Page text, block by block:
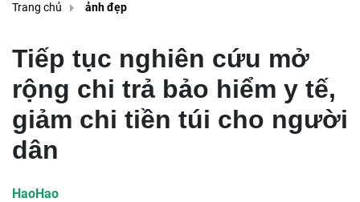
Trang chủ ảnh đẹp
Tiếp tục nghiên cứu mở
rộng chi trả bảo hiểm y tế,
giảm chi tiền túi cho người
dân
HaoHao